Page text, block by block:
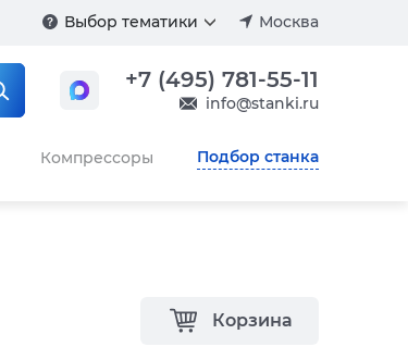
Выбор тематики Москва
+7 (495) 781-55-11
info@stanki.ru
Компрессоры Подбор станка
Корзина